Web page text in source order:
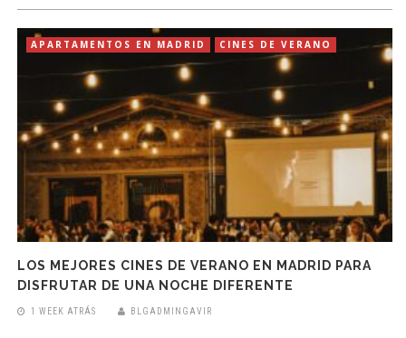
APARTAMENTOS EN MADRID CINES DE VERANO
LOS MEJORES CINES DE VERANO EN MADRID PARA
DISFRUTAR DE UNA NOCHE DIFERENTE
1 WEEK ATRÁS BLGADMINGAVIR